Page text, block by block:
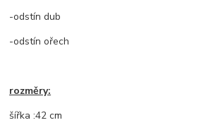
-odstín dub
-odstín ořech
rozměry:
šířka :42 cm